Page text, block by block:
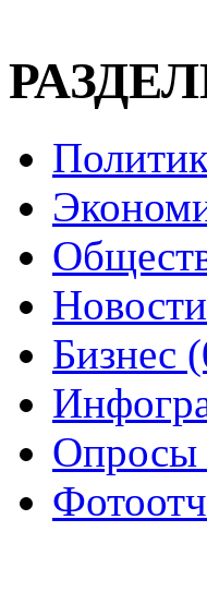
Бизнес
Опросы